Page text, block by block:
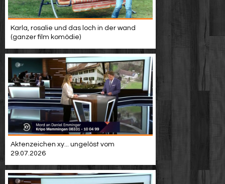
Karla, rosalie und das loch in der wand
(ganzer film komödie)
Aktenzeichen xy... ungelöst vom
29.07.2026